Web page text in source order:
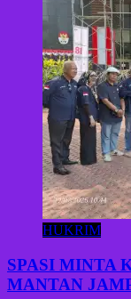
HUKRIM
SPASI MINTA
MANTAN